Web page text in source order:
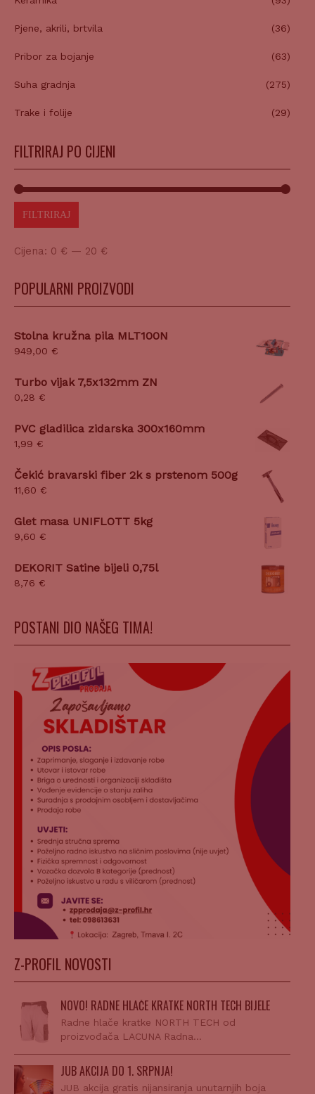
Pjene, akrili, brtvila (36)
Pribor za bojanje (63)
Suha gradnja (275)
Trake i folije (29)
FILTRIRAJ PO CIJENI
FILTRIRAJ
Cijena: 0 € — 20 €
POPULARNI PROIZVODI
Stolna kružna pila MLT100N
949,00 €
Turbo vijak 7,5x132mm ZN
0,28 €
PVC gladilica zidarska 300x160mm
1,99 €
Čekić bravarski fiber 2k s prstenom 500g
11,60 €
Glet masa UNIFLOTT 5kg
9,60 €
DEKORIT Satine bijeli 0,75l
8,76 €
POSTANI DIO NAŠEG TIMA!
Z-PROFIL NOVOSTI
NOVO! RADNE HLAČE KRATKE NORTH TECH BIJELE
Radne hlače kratke NORTH TECH od
proizvođača LACUNA Radna…
JUB AKCIJA DO 1. SRPNJA!
JUB akcija gratis nijansiranja unutarnjih boja